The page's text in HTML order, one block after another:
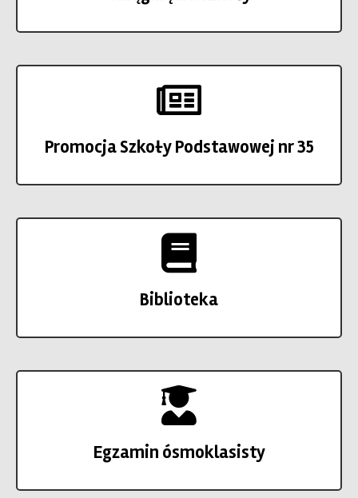
Promocja Szkoły Podstawowej nr 35
Biblioteka
Egzamin ósmoklasisty